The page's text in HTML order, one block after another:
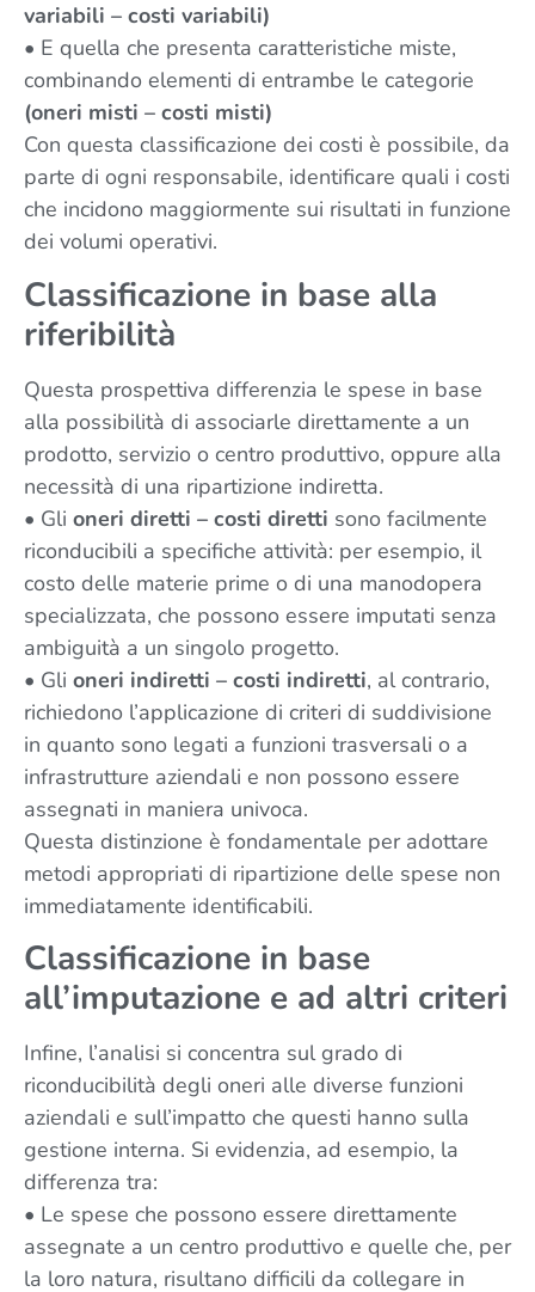
variabili – costi variabili)
• E quella che presenta caratteristiche miste,
combinando elementi di entrambe le categorie
(oneri misti – costi misti)
Con questa classificazione dei costi è possibile, da
parte di ogni responsabile, identificare quali i costi
che incidono maggiormente sui risultati in funzione
dei volumi operativi.
Classificazione in base alla
riferibilità
Questa prospettiva differenzia le spese in base
alla possibilità di associarle direttamente a un
prodotto, servizio o centro produttivo, oppure alla
necessità di una ripartizione indiretta.
• Gli oneri diretti – costi diretti sono facilmente
riconducibili a specifiche attività: per esempio, il
costo delle materie prime o di una manodopera
specializzata, che possono essere imputati senza
ambiguità a un singolo progetto.
• Gli oneri indiretti – costi indiretti, al contrario,
richiedono l’applicazione di criteri di suddivisione
in quanto sono legati a funzioni trasversali o a
infrastrutture aziendali e non possono essere
assegnati in maniera univoca.
Questa distinzione è fondamentale per adottare
metodi appropriati di ripartizione delle spese non
immediatamente identificabili.
Classificazione in base
all’imputazione e ad altri criteri
Infine, l’analisi si concentra sul grado di
riconducibilità degli oneri alle diverse funzioni
aziendali e sull’impatto che questi hanno sulla
gestione interna. Si evidenzia, ad esempio, la
differenza tra:
• Le spese che possono essere direttamente
assegnate a un centro produttivo e quelle che, per
la loro natura, risultano difficili da collegare in